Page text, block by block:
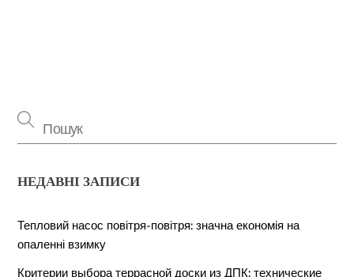
НЕДАВНІ ЗАПИСИ
Тепловий насос повітря-повітря: значна економія на
опаленні взимку
Критерии выбора террасной доски из ДПК: технические